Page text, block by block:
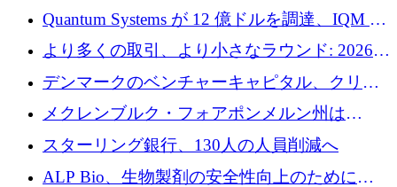
との提携で軍用ドローンにソフトウェアファ
ースト戦略を採用
Quantum Systems が 12 億ドルを調達、IQM が
米国の主要取引所で初の欧州量子企業とな
る、6 月に欧州のスタートアップ資金調達
より多くの取引、より小さなラウンド: 2026
年 6 月に欧州のスタートアップ資金調達
デンマークのベンチャーキャピタル、クリメ
ンタム・キャピタルが気候変動対策ハードウ
ェア投資として初回クローズで6,000万ユーロ
を確保
メクレンブルク・フォアポンメルン州は
Nextcloud を州全体に展開し、オープンソース
戦略を拡大
スターリング銀行、130人の人員削減へ
ALP Bio、生物製剤の安全性向上のために